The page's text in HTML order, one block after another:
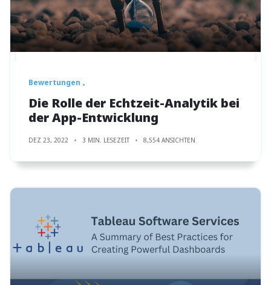
Bewertungen
Die Rolle der Echtzeit-Analytik bei
der App-Entwicklung
DEZ 23, 2022 3 MIN. LESEZEIT 8,554 ANSICHTEN